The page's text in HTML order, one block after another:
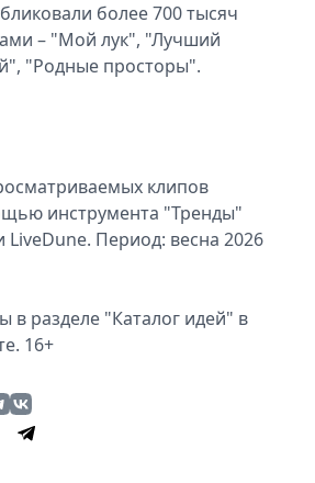
более 700 тысяч
– "Мой лук", "Лучший
"Родные просторы".
клипов
инструмента "Тренды"
LiveDune. Период: весна 2026
разделе "Каталог идей" в
16+